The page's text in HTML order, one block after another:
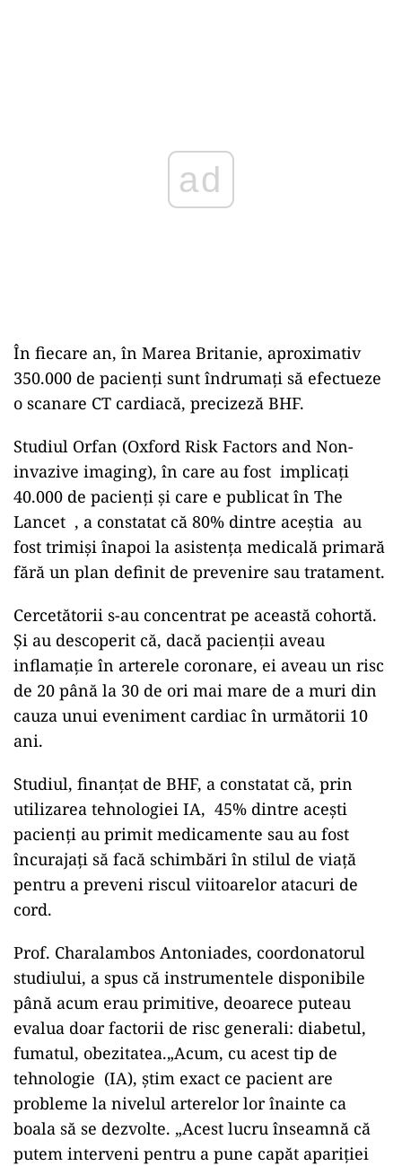
ad
În fiecare an, în Marea Britanie, aproximativ
350.000 de pacienți sunt îndrumați să efectueze
o scanare CT cardiacă, precizeză BHF.
Studiul Orfan (Oxford Risk Factors and Non-
invazive imaging), în care au fost implicați
40.000 de pacienți și care e publicat în The
Lancet , a constatat că 80% dintre aceștia au
fost trimiși înapoi la asistența medicală primară
fără un plan definit de prevenire sau tratament.
Cercetătorii s-au concentrat pe această cohortă.
Și au descoperit că, dacă pacienții aveau
inflamație în arterele coronare, ei aveau un risc
de 20 până la 30 de ori mai mare de a muri din
cauza unui eveniment cardiac în următorii 10
ani.
Studiul, finanțat de BHF, a constatat că, prin
utilizarea tehnologiei IA, 45% dintre acești
pacienți au primit medicamente sau au fost
încurajați să facă schimbări în stilul de viață
pentru a preveni riscul viitoarelor atacuri de
cord.
Prof. Charalambos Antoniades, coordonatorul
studiului, a spus că instrumentele disponibile
până acum erau primitive, deoarece puteau
evalua doar factorii de risc generali: diabetul,
fumatul, obezitatea.„Acum, cu acest tip de
tehnologie (IA), știm exact ce pacient are
probleme la nivelul arterelor lor înainte ca
boala să se dezvolte. „Acest lucru înseamnă că
putem interveni pentru a pune capăt apariției